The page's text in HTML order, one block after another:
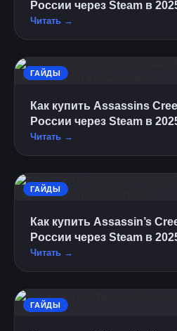
России через Steam в
Читать →
ГАЙДЫ
Как купить Assassins
России через Steam в
Читать →
ГАЙДЫ
Как купить Assassin’s
России через Steam в
Читать →
ГАЙДЫ